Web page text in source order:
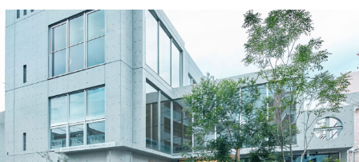
一般整形外科
高度画像診
（MRI・